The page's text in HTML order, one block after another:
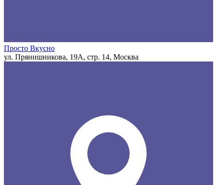
Просто Вкусно
ул. Прянишникова, 19А, стр. 14, Москва